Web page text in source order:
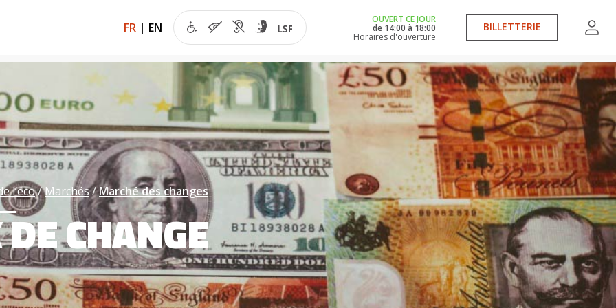
FR | EN
OUVERT CE JOUR
de 14:00 à 18:00
Horaires d'ouverture
BILLETTERIE
l’éco Marchés Marché des changes
CHANGE